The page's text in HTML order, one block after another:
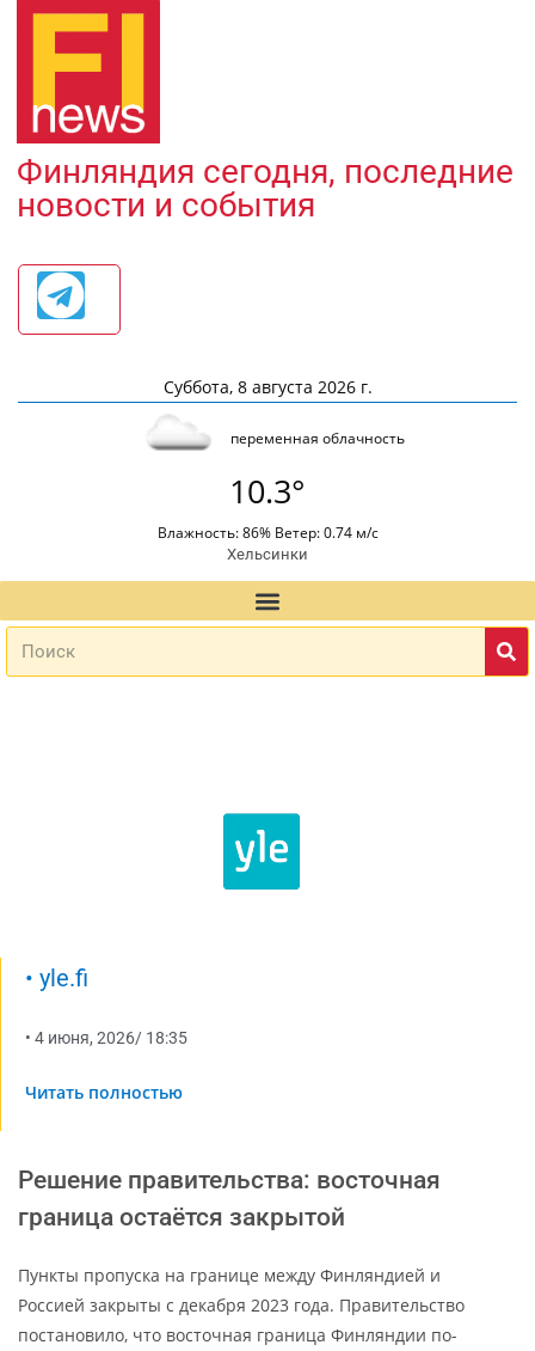
Финляндия сегодня, последние
новости и события
Суббота, 8 августа 2026 г.
переменная облачность
10.3°
Влажность: 86% Ветер: 0.74 м/с
Хельсинки
• yle.fi
• 4 июня, 2026/ 18:35
Читать полностью
Решение правительства: восточная
граница остаётся закрытой
Пункты пропуска на границе между Финляндией и
Россией закрыты с декабря 2023 года. Правительство
постановило, что восточная граница Финляндии по-